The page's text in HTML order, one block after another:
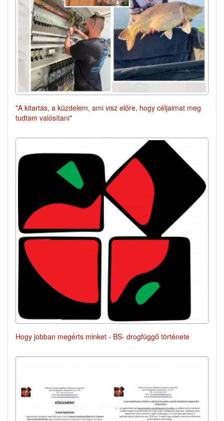
"A kitartás, a küzdelem, ami visz előre, hogy céljaimat meg
tudtam valósítani"
Hogy jobban megérts minket - BS- drogfüggő története